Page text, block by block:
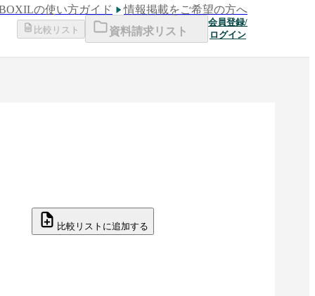
の使い方ガイド
情報掲載をご希望の方へ
比較リスト 資料請求リスト
会員登録/
ログイン
比較リストに追加する